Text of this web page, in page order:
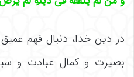
در دین خدا، دنبال فهم
بصیرت و کمال عبادت و